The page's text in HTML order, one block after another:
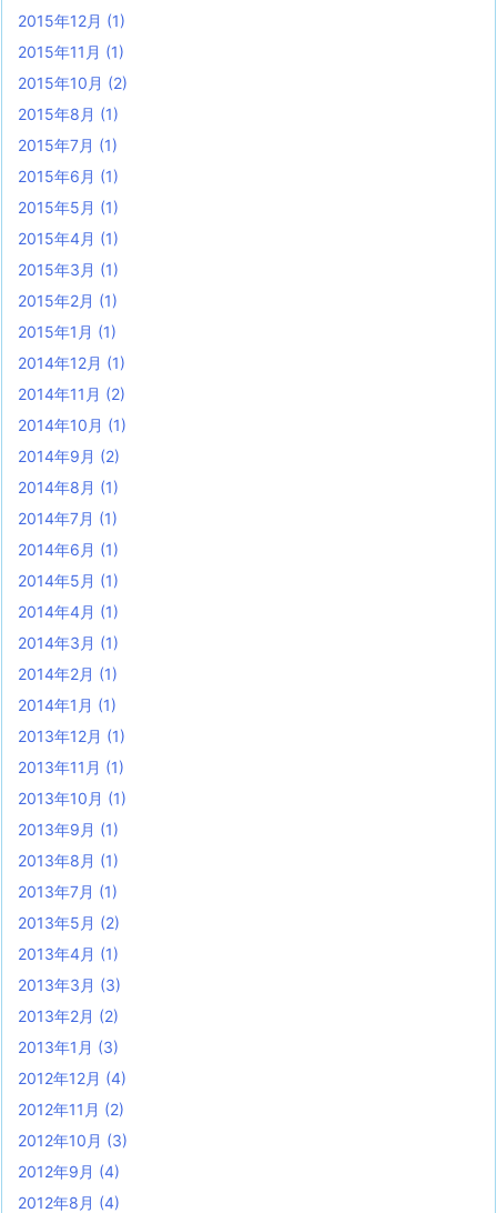
2015年12月 (1)
2015年11月 (1)
2015年10月 (2)
2015年8月 (1)
2015年7月 (1)
2015年6月 (1)
2015年5月 (1)
2015年4月 (1)
2015年3月 (1)
2015年2月 (1)
2015年1月 (1)
2014年12月 (1)
2014年11月 (2)
2014年10月 (1)
2014年9月 (2)
2014年8月 (1)
2014年7月 (1)
2014年6月 (1)
2014年5月 (1)
2014年4月 (1)
2014年3月 (1)
2014年2月 (1)
2014年1月 (1)
2013年12月 (1)
2013年11月 (1)
2013年10月 (1)
2013年9月 (1)
2013年8月 (1)
2013年7月 (1)
2013年5月 (2)
2013年4月 (1)
2013年3月 (3)
2013年2月 (2)
2013年1月 (3)
2012年12月 (4)
2012年11月 (2)
2012年10月 (3)
2012年9月 (4)
2012年8月 (4)